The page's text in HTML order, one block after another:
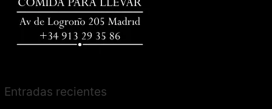
Entradas recientes